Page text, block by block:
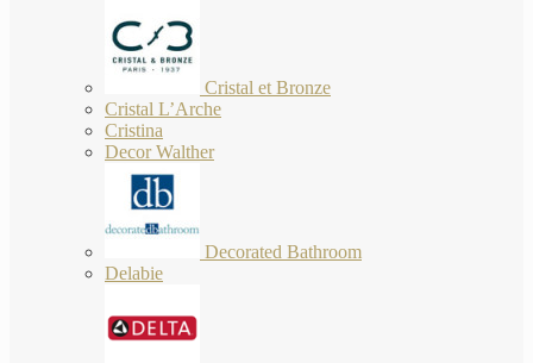
Cristal et Bronze
Cristal L’Arche
Cristina
Decor Walther
Decorated Bathroom
Delabie